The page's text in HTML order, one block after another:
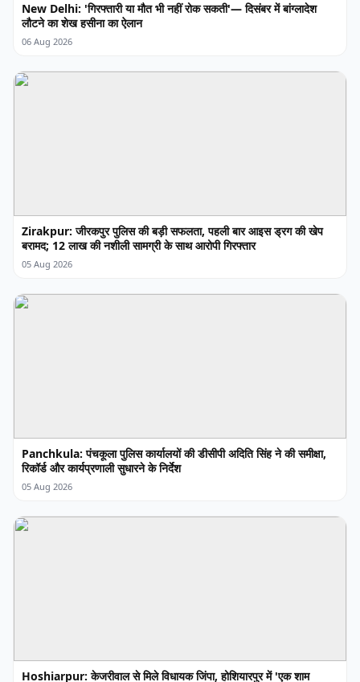
New Delhi: 'गिरफ्तारी या मौत भी नहीं रोक सकती'— दिसंबर में बांग्लादेश
लौटने का शेख हसीना का ऐलान
06 Aug 2026
Zirakpur: जीरकपुर पुलिस की बड़ी सफलता, पहली बार आइस ड्रग की खेप
बरामद; 12 लाख की नशीली सामग्री के साथ आरोपी गिरफ्तार
05 Aug 2026
Panchkula: पंचकूला पुलिस कार्यालयों की डीसीपी अदिति सिंह ने की समीक्षा,
रिकॉर्ड और कार्यप्रणाली सुधारने के निर्देश
05 Aug 2026
Hoshiarpur: केजरीवाल से मिले विधायक जिंपा, होशियारपुर में 'एक शाम